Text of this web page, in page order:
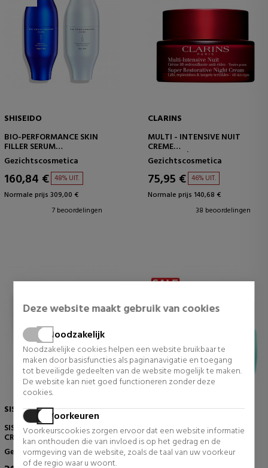
Deze website maakt gebruik van cookies
Noodzakelijk
Noodzakelijke cookies helpen een website bruikbaar te
maken door basisfuncties als paginanavigatie en toegang
tot beveiligde gedeelten van de website mogelijk te maken.
De website kan niet goed functioneren zonder deze
cookies.
Voorkeuren
Voorkeurscookies zorgen ervoor dat een website informatie
kan onthouden die van invloed is op het gedrag en de
vormgeving van de website, zoals de taal van uw voorkeur
of de regio waar u woont.
SHISEIDO
BIO-PERFORMANCE SKIN
FILLER SERUM
VERSTEVIGEND SERUM TEGEN
VEROUDERING
Gezichtscosmetica
160,84 € 48% UIT.
Normale prijs 309,00 €
7 beoordelingen
CLARINS
MULTI - INTENSIVE NUIT
CREME
NACHTCRÈME VOOR ALLE
HUIDTYPES
Gezichtscosmetica
75,95 € 46% UIT.
Normale prijs 140,68 €
38 beoordelingen
SISLEY
SISLEYA L'INTEGRAL ANTI-AGE
CREAM
Gezichtscosmetica
BIOTHERM HOMME
AQUAPOWER GEL GLACIAL
72H
Alle huidtypes